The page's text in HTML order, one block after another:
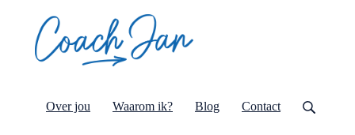
Over jou Waarom ik? Blog Contact